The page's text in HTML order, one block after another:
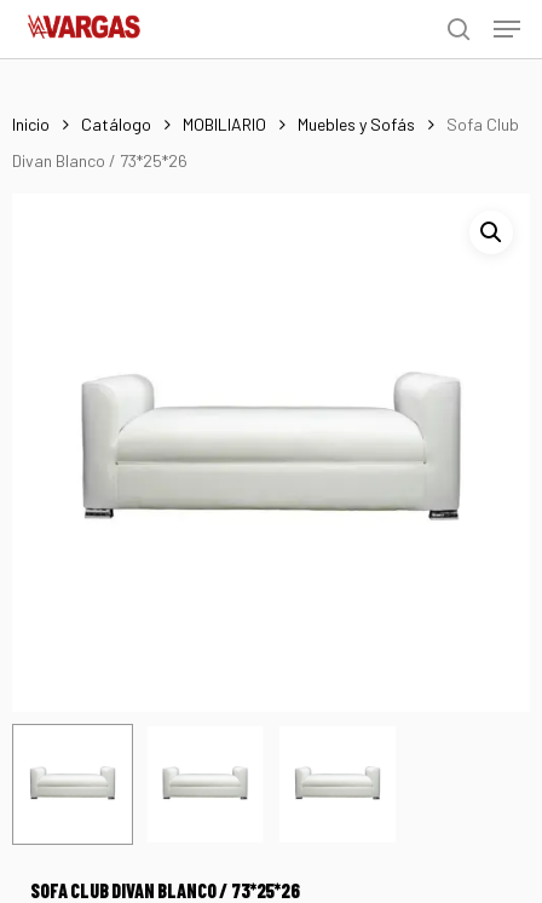
Skip
search
Menu
Inicio Catálogo MOBILIARIO Muebles y Sofás
Sofa Club
Divan Blanco / 73*25*26
SOFA CLUB DIVAN BLANCO / 73*25*26